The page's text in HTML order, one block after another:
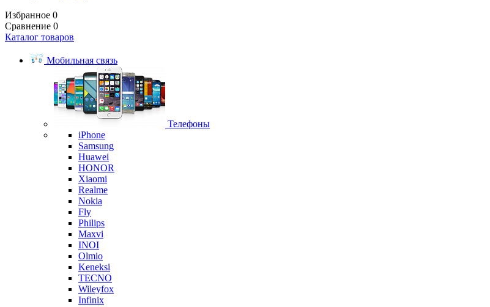
Избранное 0
Сравнение 0
Каталог товаров
Мобильная связь
Телефоны
iPhone
Samsung
Huawei
HONOR
Xiaomi
Realme
Nokia
Fly
Philips
Maxvi
INOI
Olmio
Keneksi
TECNO
Wileyfox
Infinix